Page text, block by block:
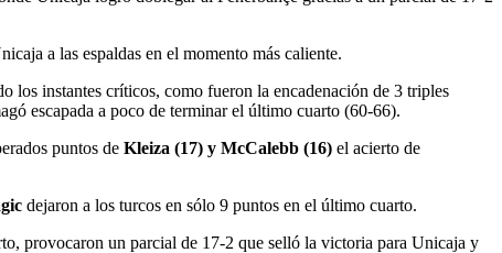
a las espaldas en el momento más caliente.
los instantes críticos, como fueron la encadenación de 3 triples
escapada a poco de terminar el último cuarto (60-66).
puntos de Kleiza (17) y McCalebb (16) el acierto de
dejaron a los turcos en sólo 9 puntos en el último cuarto.
provocaron un parcial de 17-2 que selló la victoria para Unicaja y